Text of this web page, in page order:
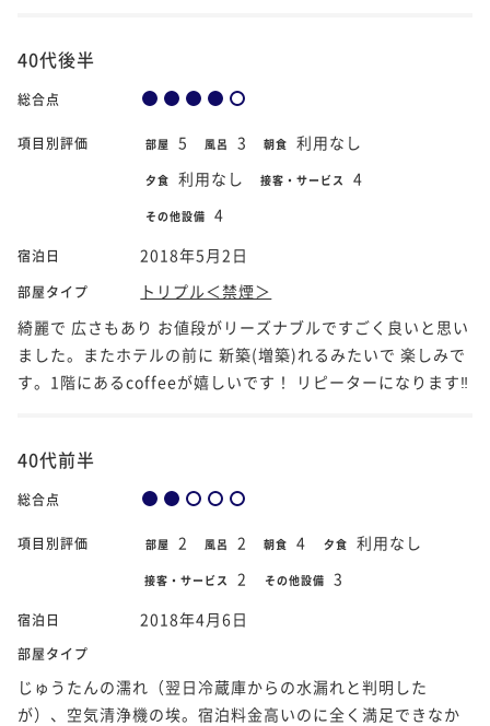
40代後半
総合点
項目別評価 部屋 5 風呂 3 朝食 利用なし
夕食 利用なし 接客・サービス 4
その他設備 4
宿泊日 2018年5月2日
部屋タイプ
トリプル＜禁煙＞
綺麗で 広さもあり お値段がリーズナブルですごく良いと思い
ました。またホテルの前に 新築(増築)れるみたいで 楽しみで
す。1階にあるcoffeeが嬉しいです！ リピーターになります‼︎
40代前半
総合点
項目別評価 部屋 2 風呂 2 朝食 4 夕食 利用なし
接客・サービス 2 その他設備 3
宿泊日 2018年4月6日
部屋タイプ
じゅうたんの濡れ（翌日冷蔵庫からの水漏れと判明した
が）、空気清浄機の埃。宿泊料金高いのに全く満足できなか